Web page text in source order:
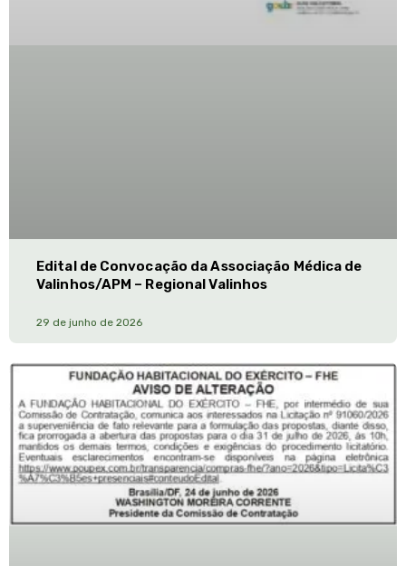
Edital de Convocação da Associação Médica de
Valinhos/APM – Regional Valinhos
29 de junho de 2026